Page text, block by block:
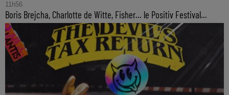
11h56
Boris Brejcha, Charlotte de Witte, Fisher… le Positiv Festival...